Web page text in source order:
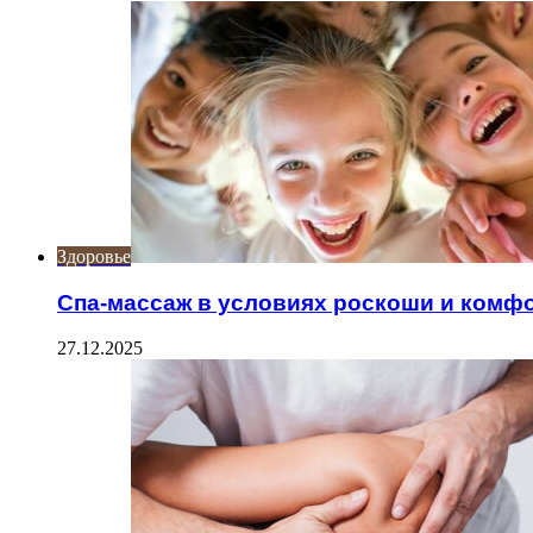
Здоровье
Спа-массаж в условиях роскоши и
27.12.2025